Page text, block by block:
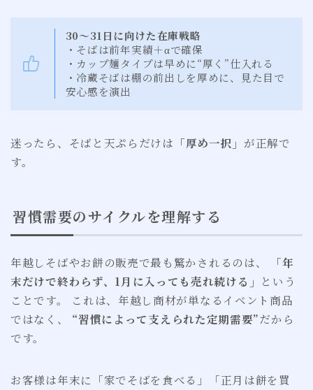
30〜31日に向けた在庫戦略
・そばは前年実績＋αで確保
・カップ麺タイプは早めに“厚く”仕入れる
・冷蔵そばは棚の前出しを厚めに、見た目で
安心感を演出
迷ったら、そばと天ぷらだけは 「厚め一択」 が正解で
す。
習慣需要のサイクルを理解する
年越しそばやお餅の販売で最も驚かされるのは、
「年
末だけで終わらず、1月に入っても売れ続ける」 という
ことです。 これは、年越し商材が単なるイベント商品
ではなく、 “習慣によって支えられた定期需要”だから
です。
お客様は年末に「家でそばを食べる」「正月は餅を買